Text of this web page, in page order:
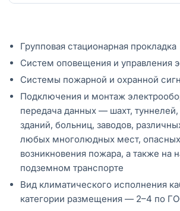
Групповая стационарная прокладка
Систем оповещения и управления
Системы пожарной и охранной
Подключения и монтаж
передача данных — шахт,
зданий, больниц, заводов,
любых многолюдных мест, опасных
возникновения пожара, а также на
подземном транспорте
Вид климатического исполнения
категории размещения — 2–4 по